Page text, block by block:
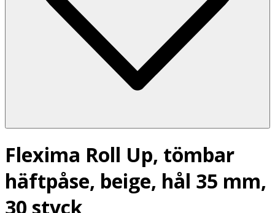
Flexima Roll Up, tömbar
häftpåse, beige, hål 35 mm,
30 styck